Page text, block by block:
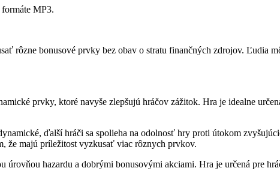
MP3.
rôzne bonusové prvky bez obav o stratu finančných zdrojov. Ľudia
prvky, ktoré navyše zlepšujú hráčov zážitok. Hra je idealne
ďalší hráči sa spolieha na odolnosť hry proti útokom
že majú príležitost vyzkusať viac rôznych prvkov.
hazardu a dobrými bonusovými akciami. Hra je určená pre